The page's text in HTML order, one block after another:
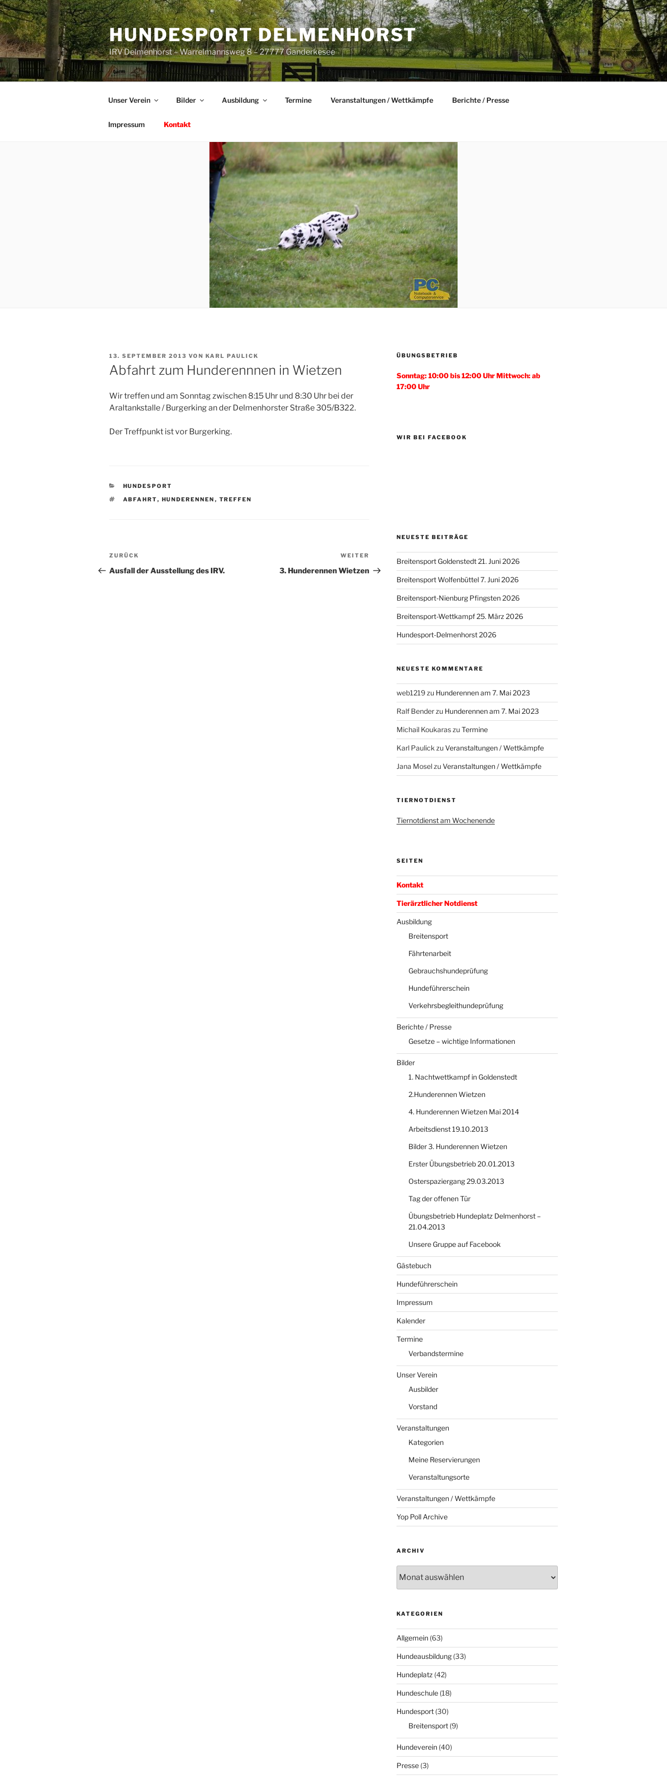
Zum
Inhalt
springen
HUNDESPORT DELMENHORST
IRV Delmenhorst – Warrelmannsweg 8 – 27777 Ganderkesee
Unser Verein Bilder Ausbildung Termine Veranstaltungen / Wettkämpfe Berichte / Presse
Impressum Kontakt
VERÖFFENTLICHT
AM
13. SEPTEMBER 2013 VON KARL PAULICK
Abfahrt zum Hunderennnen in Wietzen
Wir treffen und am Sonntag zwischen 8:15 Uhr und 8:30 Uhr bei der
Araltankstalle / Burgerking an der Delmenhorster Straße 305/B322.
Der Treffpunkt ist vor Burgerking.
KATEGORIEN
HUNDESPORT
SCHLAGWÖRTER
ABFAHRT, HUNDERENNEN , TREFFEN
Beitragsnavigation
Vorheriger
Beitrag
ZURÜCK
Ausfall der Ausstellung des IRV.
Nächster
Beitrag
WEITER
3. Hunderennen Wietzen
ÜBUNGSBETRIEB
Sonntag: 10:00 bis 12:00 Uhr Mittwoch: ab
17:00 Uhr
WIR BEI FACEBOOK
NEUESTE BEITRÄGE
Breitensport Goldenstedt 21. Juni 2026
Breitensport Wolfenbüttel 7. Juni 2026
Breitensport-Nienburg Pfingsten 2026
Breitensport-Wettkampf 25. März 2026
Hundesport-Delmenhorst 2026
NEUESTE KOMMENTARE
web1219zu Hunderennen am 7. Mai 2023
Ralf Benderzu Hunderennen am 7. Mai 2023
Michail Koukaraszu Termine
Karl Paulick zu Veranstaltungen / Wettkämpfe
Jana Moselzu Veranstaltungen / Wettkämpfe
TIERNOTDIENST
Tiernotdienst am Wochenende
SEITEN
Kontakt
Tierärztlicher Notdienst
Ausbildung
Breitensport
Fährtenarbeit
Gebrauchshundeprüfung
Hundeführerschein
Verkehrsbegleithundeprüfung
Berichte / Presse
Gesetze – wichtige Informationen
Bilder
1. Nachtwettkampf in Goldenstedt
2.Hunderennen Wietzen
4. Hunderennen Wietzen Mai 2014
Arbeitsdienst 19.10.2013
Bilder 3. Hunderennen Wietzen
Erster Übungsbetrieb 20.01.2013
Osterspaziergang 29.03.2013
Tag der offenen Tür
Übungsbetrieb Hundeplatz Delmenhorst –
21.04.2013
Unsere Gruppe auf Facebook
Gästebuch
Hundeführerschein
Impressum
Kalender
Termine
Verbandstermine
Unser Verein
Ausbilder
Vorstand
Veranstaltungen
Kategorien
Meine Reservierungen
Veranstaltungsorte
Veranstaltungen / Wettkämpfe
Yop Poll Archive
ARCHIV
KATEGORIEN
Allgemein(63)
Hundeausbildung(33)
Hundeplatz (42)
Hundeschule(18)
Hundesport(30)
Breitensport(9)
Hundeverein(40)
Presse(3)